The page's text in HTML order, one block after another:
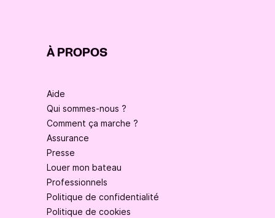
À PROPOS
Aide
Qui sommes-nous ?
Comment ça marche ?
Assurance
Presse
Louer mon bateau
Professionnels
Politique de confidentialité
Politique de cookies